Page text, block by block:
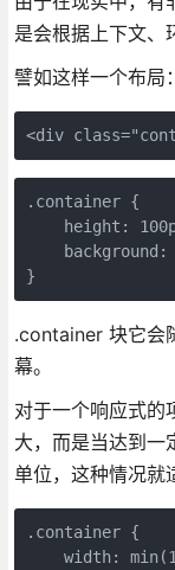
是会根据上下文、
譬如这样一个布局：
<div
.container {
height:
background:
}
.container 块它会
幕。
对于一个响应式的
大，而是当达到一
单位，这种情况就
.container {
width: